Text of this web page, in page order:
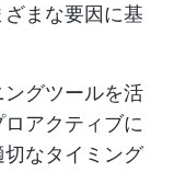
まな要因に基
グツールを活
アクティブに
なタイミング